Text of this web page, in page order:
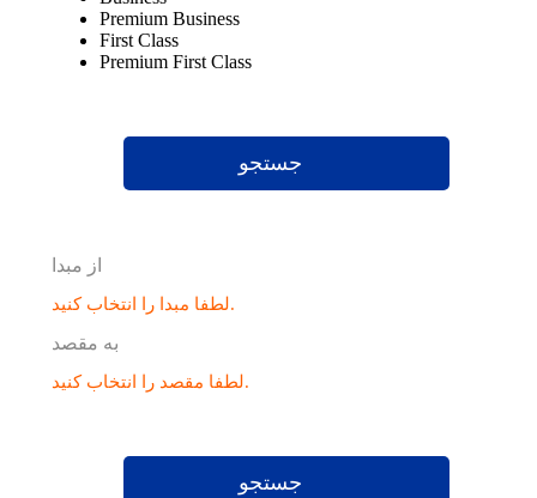
Premium Business
First Class
Premium First Class
جستجو
از مبدا
لطفا مبدا را انتخاب کنید.
به مقصد
لطفا مقصد را انتخاب کنید.
جستجو